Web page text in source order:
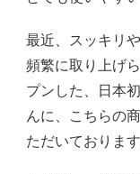
最近、スッキリ
頻繁に取り上げ
プンした、日本
んに、こちらの
ただいております